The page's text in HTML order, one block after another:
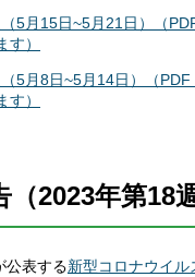
5月15日~5月21日）（
す）
5月8日~5月14日）（PDF
す）
2023年第18
公表する新型コロナウイ